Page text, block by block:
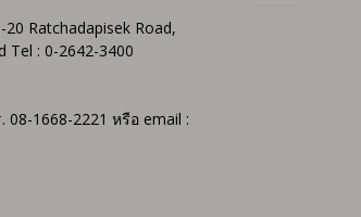
Ratchadapisek Road,
Tel : 0-2642-3400
1668-2221 หรือ email :